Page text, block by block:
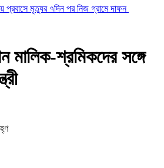
প্রবাসে মৃত্যুর ৭দিন পর নিজ গ্রামে দাফন
মালিক-শ্রমিকদের সঙ্গে